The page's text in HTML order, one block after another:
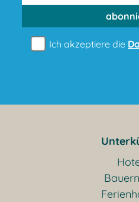
Ich akzeptiere die